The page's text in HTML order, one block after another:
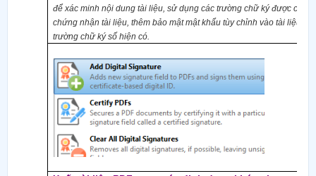
để xác minh nội dung tài liệu, sử dụng các trường chữ ký được
chứng nhận tài liệu, thêm bảo mật mật khẩu tùy chỉnh vào tài liệu và
trường chữ ký số hiện có.